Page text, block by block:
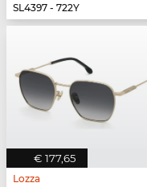
SL4397 - 722Y
€ 177,65
Lozza